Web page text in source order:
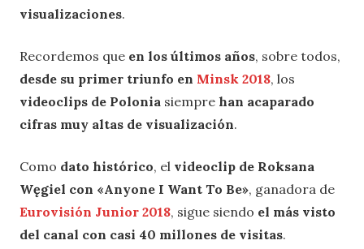
visualizaciones.
Recordemos que en los últimos años, sobre todos,
desde su primer triunfo en Minsk 2018, los
videoclips de Polonia siempre han acaparado
cifras muy altas de visualización.
Como dato histórico, el videoclip de Roksana
Węgiel con «Anyone I Want To Be», ganadora de
Eurovisión Junior 2018, sigue siendo el más visto
del canal con casi 40 millones de visitas.